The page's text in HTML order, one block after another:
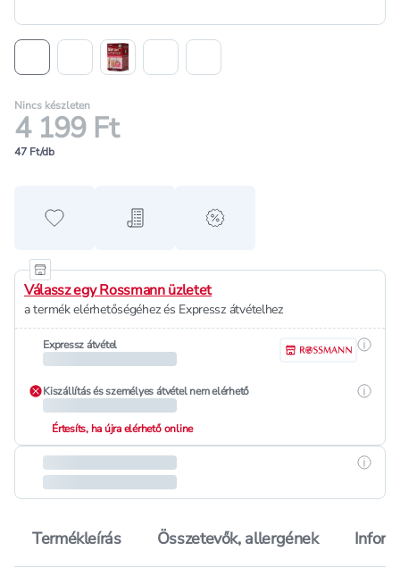
Nincs készleten
4 199 Ft
47 Ft/db
Hozzáadás a kedvencekhez
Hozzáadás a bevásárló listához
alert when on sale
Válassz egy Rossmann üzletet
a termék elérhetőségéhez és Expressz átvételhez
Expressz átvétel
Kiszállítás és személyes átvétel nem elérhető
Értesíts, ha újra elérhető online
Termékleírás Összetevők, allergének